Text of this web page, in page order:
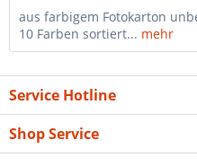
aus farbigem Fotokarton
10 Farben sortiert... mehr
Service Hotline
Shop Service